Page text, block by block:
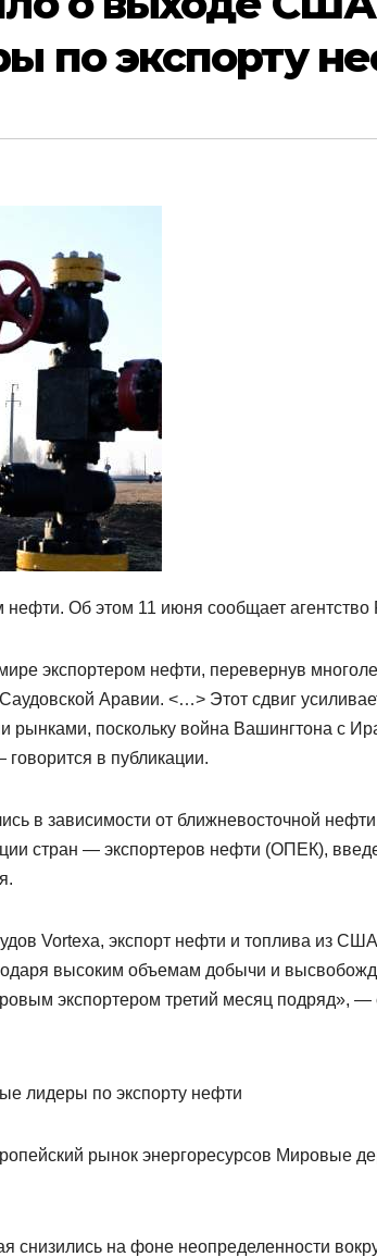
по экспорту
Об этом 11 июня сообщает агентство
экспортером нефти, перевернув
Аравии. <…> Этот сдвиг
рынками, поскольку война Вашингтона с
в публикации.
в зависимости от ближневосточной
стран — экспортеров нефти (ОПЕК),
Vortexa, экспорт нефти и топлива из
высоким объемам добычи и
экспортером третий месяц подряд», —
рынок энергоресурсов Мировые
снизились на фоне неопределенности